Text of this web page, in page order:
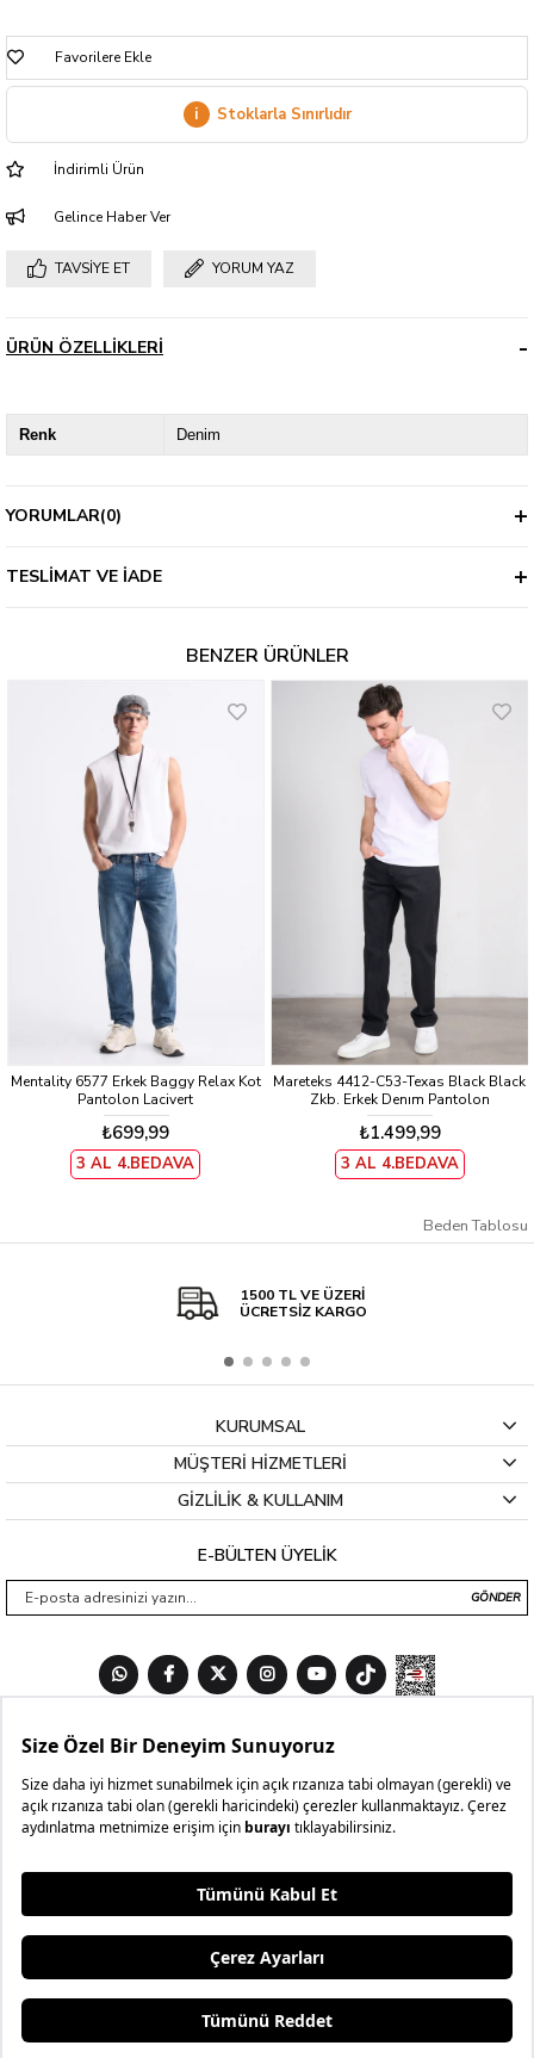
Favorilere Ekle
i Stoklarla Sınırlıdır
İndirimli Ürün
Gelince Haber Ver
TAVSIYE ET YORUM YAZ
ÜRÜN ÖZELLIKLERI
Renk Denim
YORUMLAR(0)
TESLIMAT VE İADE
BENZER ÜRÜNLER
Mentality 6577 Erkek Baggy Relax Kot
Pantolon Lacivert
₺699,99
3 AL 4.BEDAVA
Mareteks 4412-C53-Texas Black Black
Zkb. Erkek Denım Pantolon
₺1.499,99
3 AL 4.BEDAVA
Beden Tablosu
1500 TL VE ÜZERİ
ÜCRETSİZ KARGO
KURUMSAL
MÜŞTERİ HİZMETLERİ
GİZLİLİK & KULLANIM
E-BÜLTEN ÜYELİK
GÖNDER